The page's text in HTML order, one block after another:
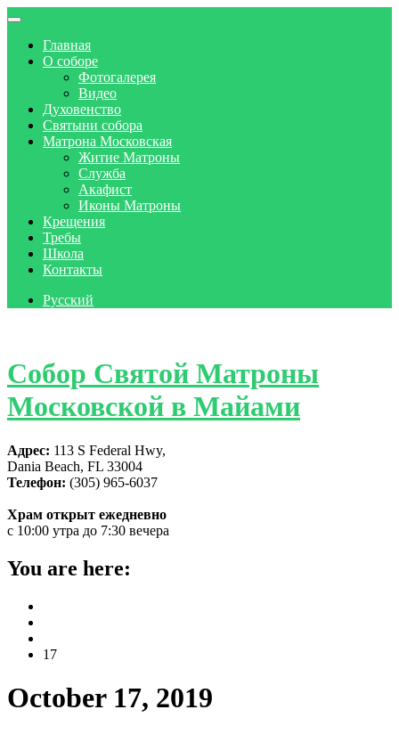
Главная
О соборе
Фотогалерея
Видео
Духовенство
Святыни собора
Матрона Московская
Житие Матроны
Служба
Акафист
Иконы Матроны
Крещения
Требы
Школа
Контакты
Русский
Собор Святой Матроны
Московской в Майами
Адрес: 113 S Federal Hwy,
Dania Beach, FL 33004
Телефон: (305) 965-6037
Храм открыт ежедневно
с 10:00 утра до 7:30 вечера
You are here:
17
October 17, 2019